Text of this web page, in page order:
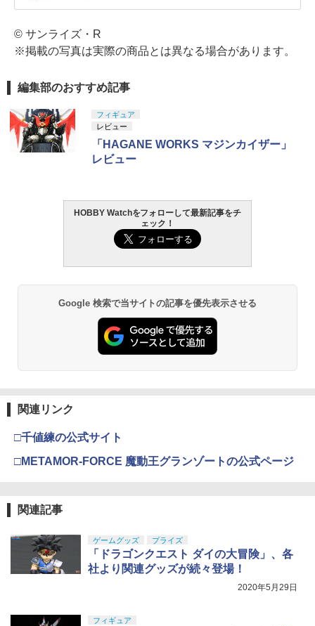
© サンライズ・R
※掲載の写真は実際の商品とは異なる場合があります。
編集部のおすすめ記事
フィギュア
レビュー
「HAGANE WORKS マジンカイザー」
レビュー
HOBBY Watchをフォローして最新記事をチ
ェック！
Google 検索で当サイトの記事を優先表示させる
関連リンク
□千値練の公式サイト
□METAMOR-FORCE 魔動王グランゾートの公式ページ
関連記事
ゲームグッズ プライズ
「ドラゴンクエスト ダイの大冒険」、各
社より関連グッズが続々登場！
2020年5月29日
フィギュア